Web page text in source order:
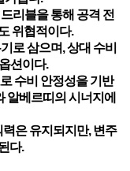
리블을 통해 공격 전
위협적이다.
로 삼으며, 상대 수비
션이다.
수비 안정성을 기반
알베르띠의 시너지에
은 유지되지만, 변주
다.